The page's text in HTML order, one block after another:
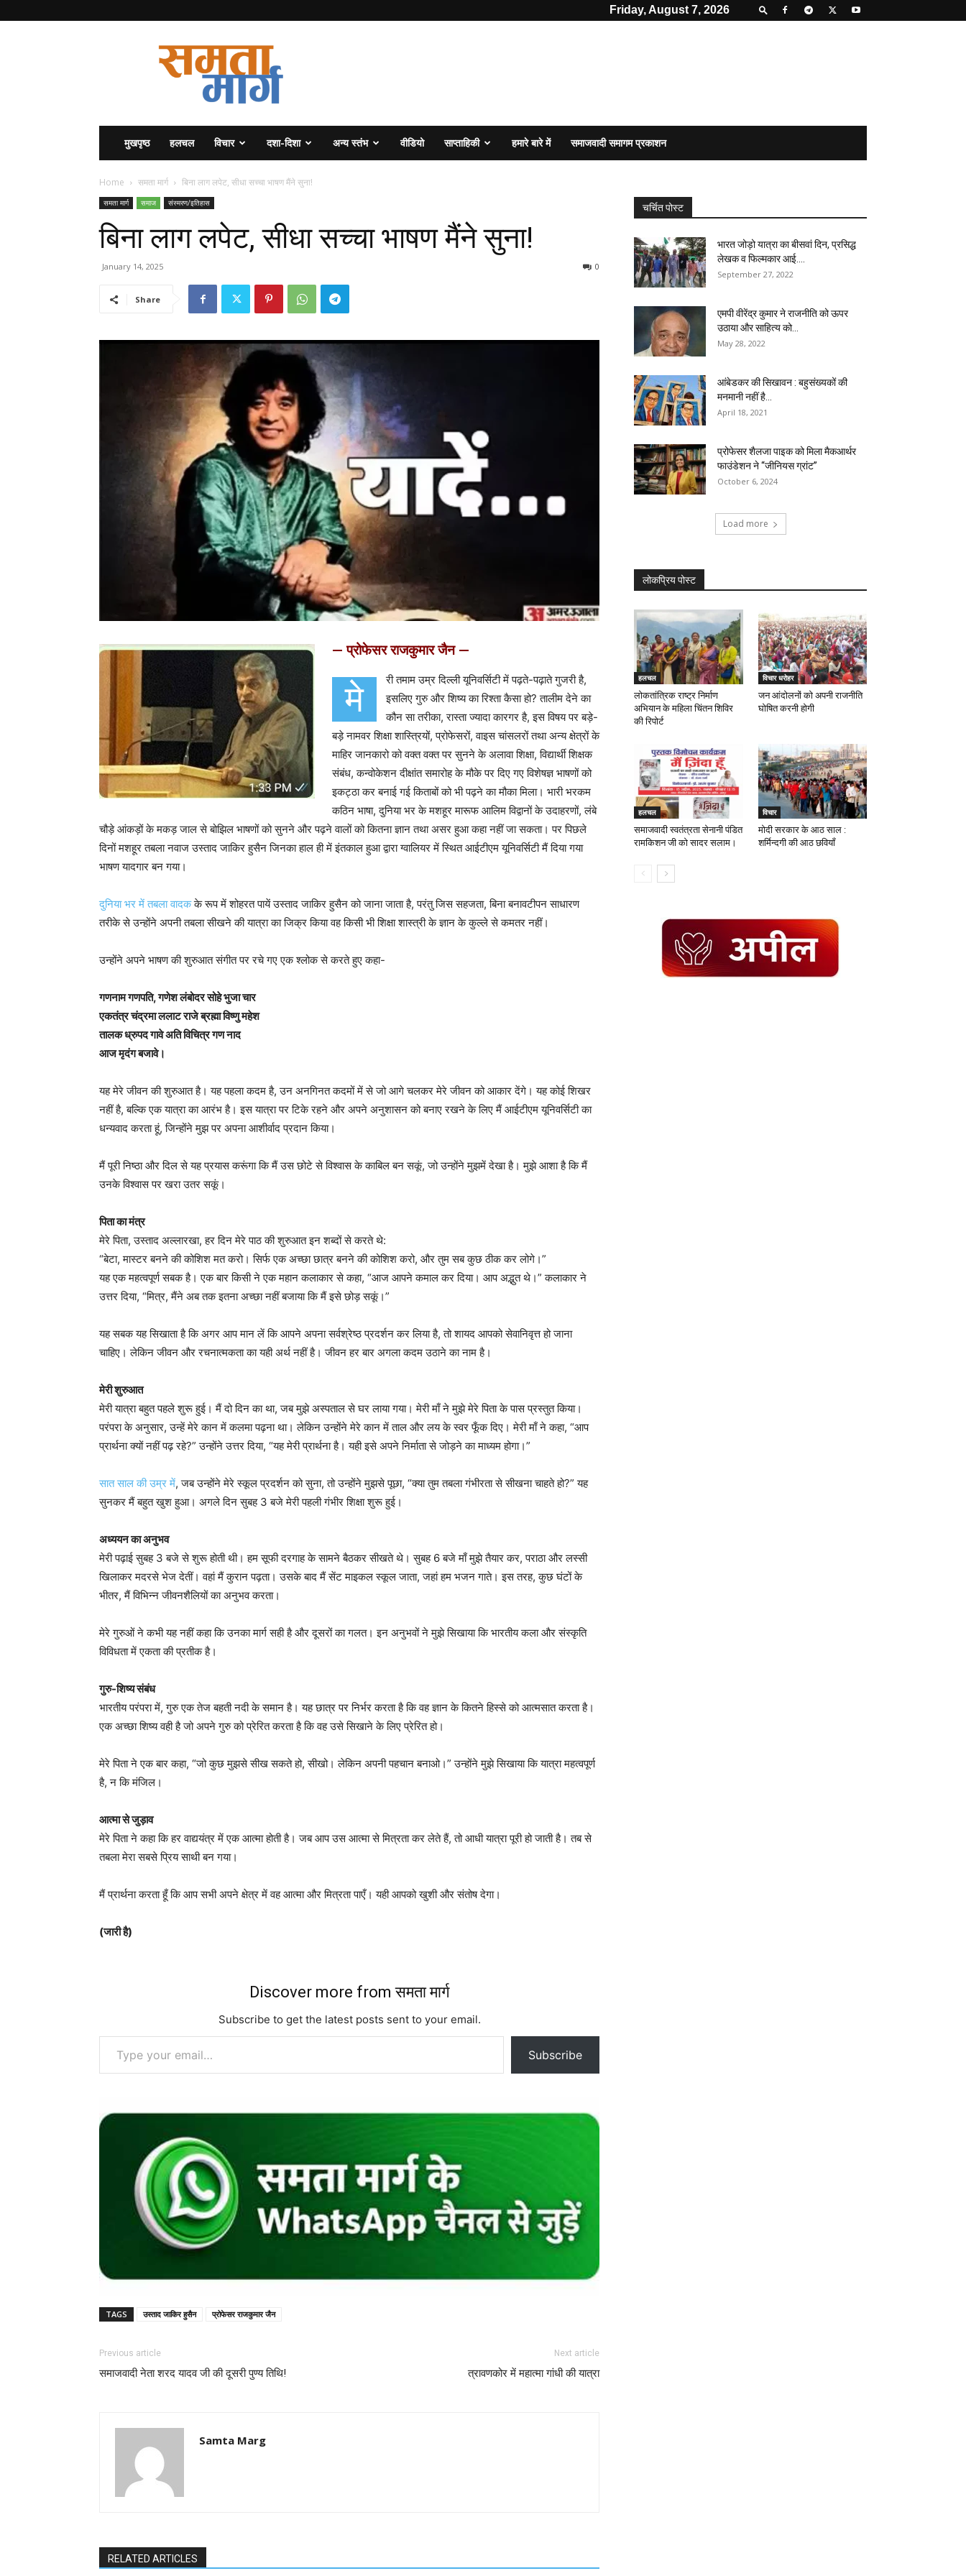
Friday, August 7, 2026
मुखपृष्ठ हलचल विचार दशा-दिशा अन्य स्तंभ वीडियो साप्ताहिकी हमारे बारे में समाजवादी समागम प्रकाशन
Home समता मार्ग बिना लाग लपेट, सीधा सच्चा भाषण मैंने सुना!
समता मार्ग समाज संस्मरण/इतिहास
बिना लाग लपेट, सीधा सच्चा भाषण मैंने सुना!
January 14, 2025 0
Share
— प्रोफेसर राजकुमार जैन —
मे
री तमाम उम्र दिल्ली यूनिवर्सिटी में पढ़ते-पढ़ाते गुजरी है,
इसलिए गुरु और शिष्य का रिश्ता कैसा हो? तालीम देने का
कौन सा तरीका, रास्ता ज्यादा कारगर है, इस विषय पर बड़े-
बड़े नामवर शिक्षा शास्त्रियों, प्रोफेसरों, वाइस चांसलरों तथा अन्य क्षेत्रों के
माहिर जानकारो को वक्त वक्त पर सुनने के अलावा शिक्षा, विद्यार्थी शिक्षक
संबंध, कन्वोकेशन दीक्षांत समारोह के मौके पर दिए गए विशेषज्ञ भाषणों को
इकट्ठा कर बनाई गई किताबों को भी पढ़ने का मौका मिला। भारी भरकम
कठिन भाषा, दुनिया भर के मशहूर मारूफ आलिम विद्वानों के उदाहरणों, लंबे
चौड़े आंकड़ों के मकड़ जाल से बोझिल भाषणों को सुनने और पढ़ने वालों को कितना ज्ञान तथा असर हुआ कहा नहीं जा सकता। पर पिछले
दिनों मशहूर तबला नवाज उस्ताद जाकिर हुसैन जिनका हाल ही में इंतकाल हुआ द्वारा ग्वालियर में स्थित आईटीएम यूनिवर्सिटी मैं दिया गया
भाषण यादगार बन गया।
दुनिया भर में तबला वादकके रूप में शोहरत पायें उस्ताद जाकिर हुसैन को जाना जाता है, परंतु जिस सहजता, बिना बनावटीपन साधारण
तरीके से उन्होंने अपनी तबला सीखने की यात्रा का जिक्र किया वह किसी भी शिक्षा शास्त्री के ज्ञान के कुल्ले से कमतर नहीं।
उन्होंने अपने भाषण की शुरुआत संगीत पर रचे गए एक श्लोक से करते हुए कहा-
गणनाम गणपति, गणेश लंबोदर सोहे भुजा चार
एकतंत्र चंद्रमा ललाट राजे ब्रह्मा विष्णु महेश
तालक ध्रुपद गावे अति विचित्र गण नाद
आज मृदंग बजावे।
यह मेरे जीवन की शुरुआत है। यह पहला कदम है, उन अनगिनत कदमों में से जो आगे चलकर मेरे जीवन को आकार देंगे। यह कोई शिखर
नहीं है, बल्कि एक यात्रा का आरंभ है। इस यात्रा पर टिके रहने और अपने अनुशासन को बनाए रखने के लिए मैं आईटीएम यूनिवर्सिटी का
धन्यवाद करता हूं, जिन्होंने मुझ पर अपना आशीर्वाद प्रदान किया।
मैं पूरी निष्ठा और दिल से यह प्रयास करूंगा कि मैं उस छोटे से विश्वास के काबिल बन सकूं, जो उन्होंने मुझमें देखा है। मुझे आशा है कि मैं
उनके विश्वास पर खरा उतर सकूं।
पिता का मंत्र
मेरे पिता, उस्ताद अल्लारखा, हर दिन मेरे पाठ की शुरुआत इन शब्दों से करते थे:
“बेटा, मास्टर बनने की कोशिश मत करो। सिर्फ एक अच्छा छात्र बनने की कोशिश करो, और तुम सब कुछ ठीक कर लोगे।”
यह एक महत्वपूर्ण सबक है। एक बार किसी ने एक महान कलाकार से कहा, “आज आपने कमाल कर दिया। आप अद्भुत थे।” कलाकार ने
उत्तर दिया, “मित्र, मैंने अब तक इतना अच्छा नहीं बजाया कि मैं इसे छोड़ सकूं।”
यह सबक यह सिखाता है कि अगर आप मान लें कि आपने अपना सर्वश्रेष्ठ प्रदर्शन कर लिया है, तो शायद आपको सेवानिवृत्त हो जाना
चाहिए। लेकिन जीवन और रचनात्मकता का यही अर्थ नहीं है। जीवन हर बार अगला कदम उठाने का नाम है।
मेरी शुरुआत
मेरी यात्रा बहुत पहले शुरू हुई। मैं दो दिन का था, जब मुझे अस्पताल से घर लाया गया। मेरी माँ ने मुझे मेरे पिता के पास प्रस्तुत किया।
परंपरा के अनुसार, उन्हें मेरे कान में कलमा पढ़ना था। लेकिन उन्होंने मेरे कान में ताल और लय के स्वर फूँक दिए। मेरी माँ ने कहा, “आप
प्रार्थना क्यों नहीं पढ़ रहे?” उन्होंने उत्तर दिया, “यह मेरी प्रार्थना है। यही इसे अपने निर्माता से जोड़ने का माध्यम होगा।”
सात साल की उम्र में, जब उन्होंने मेरे स्कूल प्रदर्शन को सुना, तो उन्होंने मुझसे पूछा, “क्या तुम तबला गंभीरता से सीखना चाहते हो?” यह
सुनकर मैं बहुत खुश हुआ। अगले दिन सुबह 3 बजे मेरी पहली गंभीर शिक्षा शुरू हुई।
अध्ययन का अनुभव
मेरी पढ़ाई सुबह 3 बजे से शुरू होती थी। हम सूफी दरगाह के सामने बैठकर सीखते थे। सुबह 6 बजे माँ मुझे तैयार कर, पराठा और लस्सी
खिलाकर मदरसे भेज देतीं। वहां मैं कुरान पढ़ता। उसके बाद मैं सेंट माइकल स्कूल जाता, जहां हम भजन गाते। इस तरह, कुछ घंटों के
भीतर, मैं विभिन्न जीवनशैलियों का अनुभव करता।
मेरे गुरुओं ने कभी यह नहीं कहा कि उनका मार्ग सही है और दूसरों का गलत। इन अनुभवों ने मुझे सिखाया कि भारतीय कला और संस्कृति
विविधता में एकता की प्रतीक है।
गुरु-शिष्य संबंध
भारतीय परंपरा में, गुरु एक तेज बहती नदी के समान है। यह छात्र पर निर्भर करता है कि वह ज्ञान के कितने हिस्से को आत्मसात करता है।
एक अच्छा शिष्य वही है जो अपने गुरु को प्रेरित करता है कि वह उसे सिखाने के लिए प्रेरित हो।
मेरे पिता ने एक बार कहा, “जो कुछ मुझसे सीख सकते हो, सीखो। लेकिन अपनी पहचान बनाओ।” उन्होंने मुझे सिखाया कि यात्रा महत्वपूर्ण
है, न कि मंजिल।
आत्मा से जुड़ाव
मेरे पिता ने कहा कि हर वाद्ययंत्र में एक आत्मा होती है। जब आप उस आत्मा से मित्रता कर लेते हैं, तो आधी यात्रा पूरी हो जाती है। तब से
तबला मेरा सबसे प्रिय साथी बन गया।
मैं प्रार्थना करता हूँ कि आप सभी अपने क्षेत्र में वह आत्मा और मित्रता पाएँ। यही आपको खुशी और संतोष देगा।
(जारी है)
Discover more from समता मार्ग
Subscribe to get the latest posts sent to your email.
Type your email…
Subscribe
TAGS उस्ताद जाकिर हुसैन प्रोफेसर राजकुमार जैन
Previous article
समाजवादी नेता शरद यादव जी की दूसरी पुण्य तिथि!
Next article
त्रावणकोर में महात्मा गांधी की यात्रा
Samta Marg
RELATED ARTICLES
चर्चित पोस्ट
भारत जोड़ो यात्रा का बीसवां दिन, प्रसिद्ध
लेखक व फिल्मकार आई....
September 27, 2022
एमपी वीरेंद्र कुमार ने राजनीति को ऊपर
उठाया और साहित्य को...
May 28, 2022
आंबेडकर की सिखावन : बहुसंख्यकों की
मनमानी नहीं है...
April 18, 2021
प्रोफेसर शैलजा पाइक को मिला मैकआर्थर
फाउंडेशन ने “जीनियस ग्रांट”
October 6, 2024
Load more
लोकप्रिय पोस्ट
हलचल
लोकतांत्रिक राष्ट्र निर्माण
अभियान के महिला चिंतन शिविर
की रिपोर्ट
विचार धरोहर
जन आंदोलनों को अपनी राजनीति
घोषित करनी होगी
हलचल
समाजवादी स्वतंत्रता सेनानी पंडित
रामकिशन जी को सादर सलाम।
विचार
मोदी सरकार के आठ साल :
शर्मिन्दगी की आठ छवियॉं